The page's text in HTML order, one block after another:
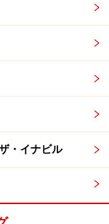
胞壁は人体（動
薬は人体細胞へ
系としてセファ
ロモックス）、
ジニル（セフゾ
・イナビル